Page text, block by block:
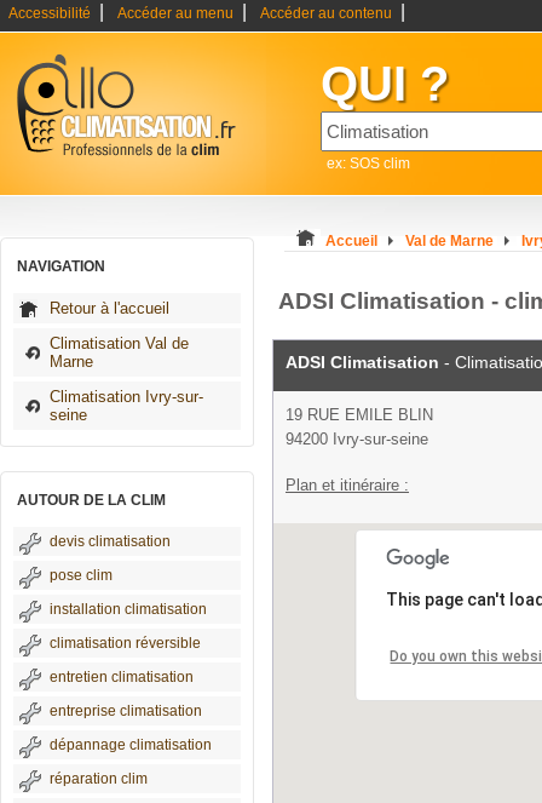
Accessibilité Accéder au menu Accéder au contenu
QUI ?
ex: SOS clim
NAVIGATION
Retour à l'accueil
Climatisation Val de
Marne
Climatisation Ivry-sur-
seine
AUTOUR DE LA CLIM
devis climatisation
pose clim
installation climatisation
climatisation réversible
entretien climatisation
entreprise climatisation
dépannage climatisation
réparation clim
Accueil Val de Marne
ADSI Climatisation -
ADSI Climatisation -
19 RUE EMILE BLIN
94200 Ivry-sur-seine
Plan et itinéraire :
This page can't
Do you own this